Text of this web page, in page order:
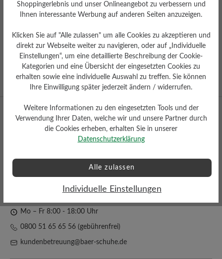
Auszeichnung für
hervorragendes Design
Innovative Sportartikel Produkte
- Winner 2023
YouTubePinterest
Mo – Fr 8:00 - 18:00 Uhr
0800 51 65 65 56 (gebührenfrei)
kundenbetreuung@baer-schuhe.de
Shoppingerlebnis und unser Onlineangebot zu verbessern und
Ihnen interessante Werbung auf anderen Seiten anzuzeigen.
Klicken Sie auf "Alle zulassen" um alle Cookies zu akzeptieren und
direkt zur Webseite weiter zu navigieren, oder auf „Individuelle
Einstellungen“, um eine detaillierte Beschreibung der Cookie-
Kategorien und eine Übersicht der eingesetzten Cookies zu
erhalten sowie eine individuelle Auswahl zu treffen. Sie können
Ihre Einwilligung später jederzeit ändern / widerrufen.
Weitere Informationen zu den eingesetzten Tools und der
Verwendung Ihrer Daten, welche wir und unsere Partner durch
die Cookies erheben, erhalten Sie in unserer
Datenschutzerklärung
Alle zulassen
Individuelle Einstellungen